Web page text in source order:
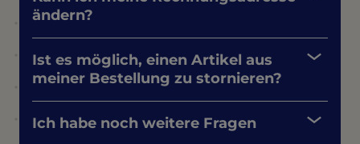
ändern?
Ist es möglich, einen Artikel aus
meiner Bestellung zu stornieren?
Ich habe noch weitere Fragen